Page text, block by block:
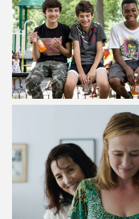
VOIR LA PHOTO EN
VOIR LA PHOTO EN